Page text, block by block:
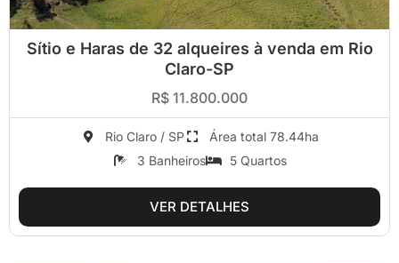
Sítio e Haras de 32 alqueires à venda em Rio
Claro-SP
R$ 11.800.000
Rio Claro / SP
Área total 78.44ha
3 Banheiros
5 Quartos
VER DETALHES